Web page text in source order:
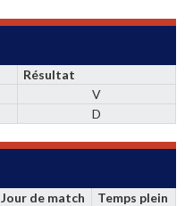
Résultat
V
D
Jour de match
Temps plein